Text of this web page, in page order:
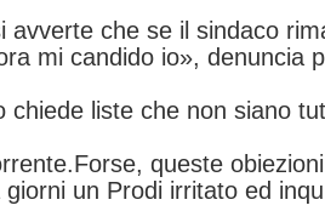
avverte che se il sindaco
mi candido io», denuncia
chiede liste che non siano
queste
un Prodi irritato ed